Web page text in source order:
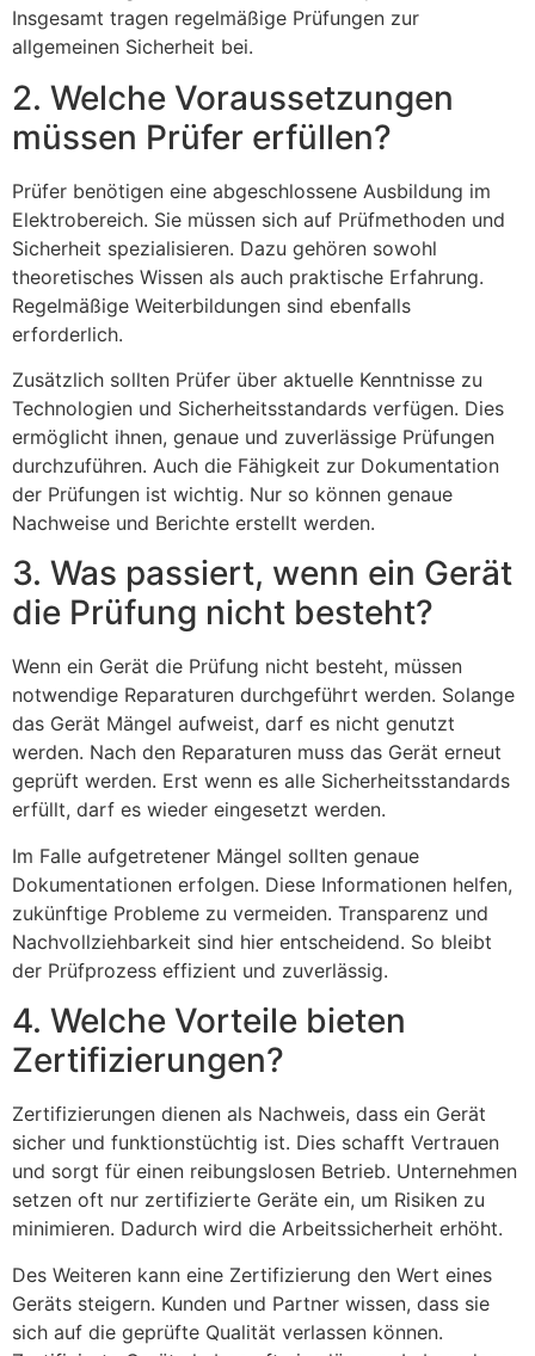
Insgesamt tragen regelmäßige Prüfungen zur
allgemeinen Sicherheit bei.
2. Welche Voraussetzungen
müssen Prüfer erfüllen?
Prüfer benötigen eine abgeschlossene Ausbildung im
Elektrobereich. Sie müssen sich auf Prüfmethoden und
Sicherheit spezialisieren. Dazu gehören sowohl
theoretisches Wissen als auch praktische Erfahrung.
Regelmäßige Weiterbildungen sind ebenfalls
erforderlich.
Zusätzlich sollten Prüfer über aktuelle Kenntnisse zu
Technologien und Sicherheitsstandards verfügen. Dies
ermöglicht ihnen, genaue und zuverlässige Prüfungen
durchzuführen. Auch die Fähigkeit zur Dokumentation
der Prüfungen ist wichtig. Nur so können genaue
Nachweise und Berichte erstellt werden.
3. Was passiert, wenn ein Gerät
die Prüfung nicht besteht?
Wenn ein Gerät die Prüfung nicht besteht, müssen
notwendige Reparaturen durchgeführt werden. Solange
das Gerät Mängel aufweist, darf es nicht genutzt
werden. Nach den Reparaturen muss das Gerät erneut
geprüft werden. Erst wenn es alle Sicherheitsstandards
erfüllt, darf es wieder eingesetzt werden.
Im Falle aufgetretener Mängel sollten genaue
Dokumentationen erfolgen. Diese Informationen helfen,
zukünftige Probleme zu vermeiden. Transparenz und
Nachvollziehbarkeit sind hier entscheidend. So bleibt
der Prüfprozess effizient und zuverlässig.
4. Welche Vorteile bieten
Zertifizierungen?
Zertifizierungen dienen als Nachweis, dass ein Gerät
sicher und funktionstüchtig ist. Dies schafft Vertrauen
und sorgt für einen reibungslosen Betrieb. Unternehmen
setzen oft nur zertifizierte Geräte ein, um Risiken zu
minimieren. Dadurch wird die Arbeitssicherheit erhöht.
Des Weiteren kann eine Zertifizierung den Wert eines
Geräts steigern. Kunden und Partner wissen, dass sie
sich auf die geprüfte Qualität verlassen können.